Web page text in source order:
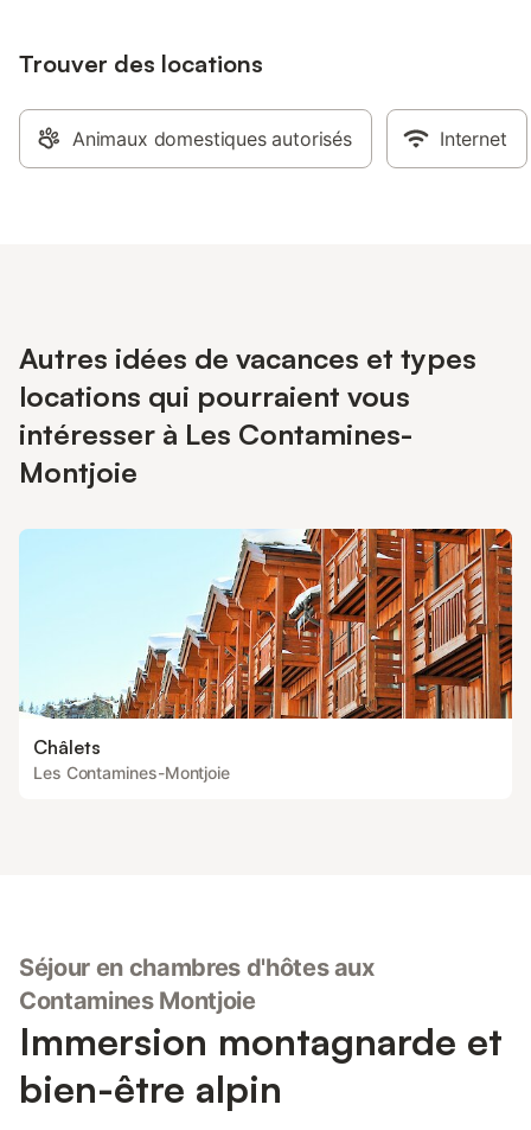
Trouver des locations
Animaux domestiques autorisés Internet
Autres idées de vacances et types
locations qui pourraient vous
intéresser à Les Contamines-
Montjoie
Châlets
Les Contamines-Montjoie
Séjour en chambres d'hôtes aux
Contamines Montjoie
Immersion montagnarde et
bien-être alpin